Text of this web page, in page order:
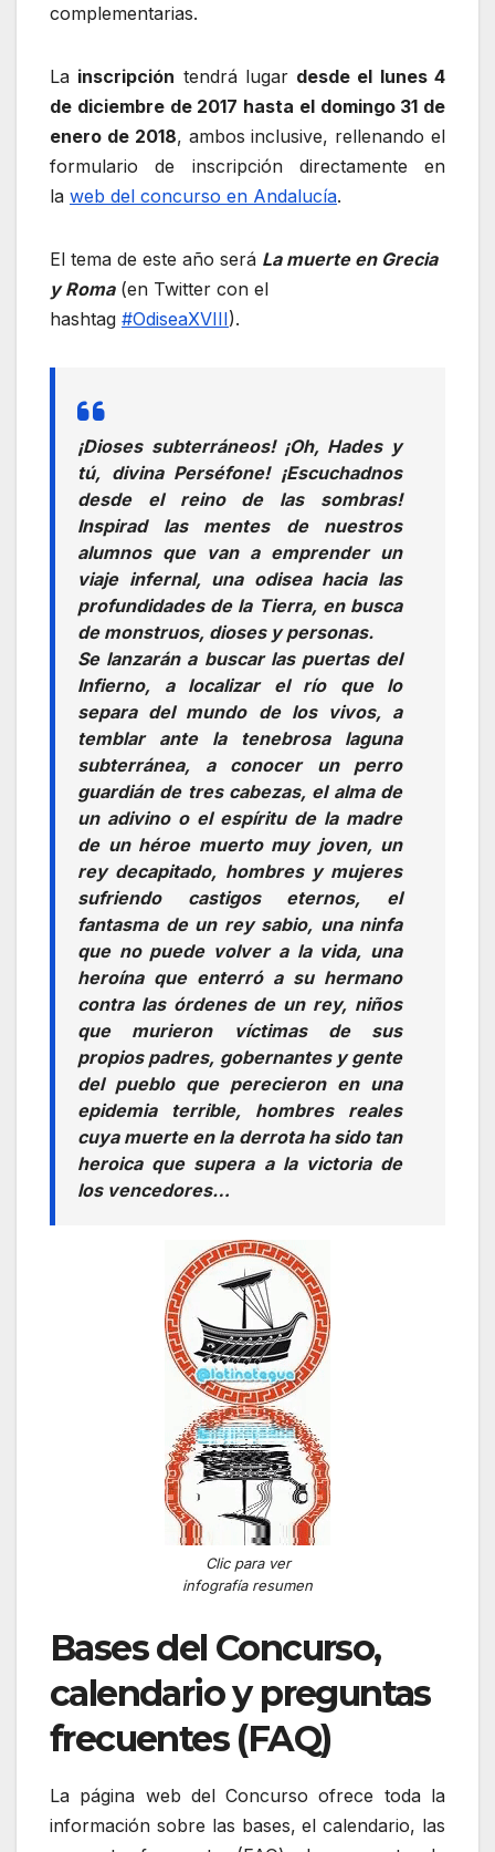
complementarias.
La inscripción tendrá lugar desde el lunes 4
de diciembre de 2017 hasta el domingo 31 de
enero de 2018, ambos inclusive, rellenando el
formulario de inscripción directamente en
la web del concurso en Andalucía.
El tema de este año será La muerte en Grecia
y Roma(en Twitter con el
hashtag #OdiseaXVIII).
¡Dioses subterráneos! ¡Oh, Hades y
tú, divina Perséfone! ¡Escuchadnos
desde el reino de las sombras!
Inspirad las mentes de nuestros
alumnos que van a emprender un
viaje infernal, una odisea hacia las
profundidades de la Tierra, en busca
de monstruos, dioses y personas.
Se lanzarán a buscar las puertas del
Infierno, a localizar el río que lo
separa del mundo de los vivos, a
temblar ante la tenebrosa laguna
subterránea, a conocer un perro
guardián de tres cabezas, el alma de
un adivino o el espíritu de la madre
de un héroe muerto muy joven, un
rey decapitado, hombres y mujeres
sufriendo castigos eternos, el
fantasma de un rey sabio, una ninfa
que no puede volver a la vida, una
heroína que enterró a su hermano
contra las órdenes de un rey, niños
que murieron víctimas de sus
propios padres, gobernantes y gente
del pueblo que perecieron en una
epidemia terrible, hombres reales
cuya muerte en la derrota ha sido tan
heroica que supera a la victoria de
los vencedores…
Clic para ver
infografía resumen
Bases del Concurso,
calendario y preguntas
frecuentes (FAQ)
La página web del Concurso ofrece toda la
información sobre las bases, el calendario, las